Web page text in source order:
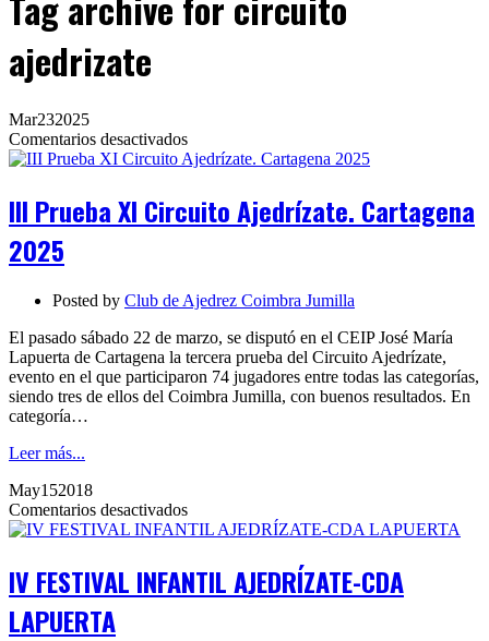
ajedrizate
Mar232025
Comentarios desactivadosen
III
Circuito
III Prueba XI Circuito Ajedrízate. Cartagena
2025
Posted by Club de Ajedrez Coimbra Jumilla
El pasado sábado 22 de marzo, se disputó en el CEIP José María
Lapuerta de Cartagena la tercera prueba del Circuito Ajedrízate,
evento en el que participaron 74 jugadores entre todas las categorías,
siendo tres de ellos del Coimbra Jumilla, con buenos resultados. En
categoría…
Leer más...
May152018
Comentarios desactivadosen
IV
AJEDRÍZATE-
IV FESTIVAL INFANTIL AJEDRÍZATE-CDA
LAPUERTA